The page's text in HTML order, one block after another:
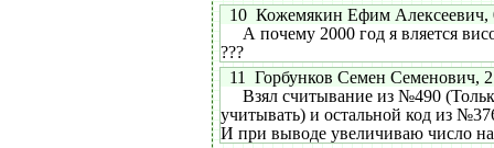
10 Кожемякин Ефим Алексеевич,
А почему 2000 год я вляется
???
11 Горбунков Семен Семенович,
Взял считывание из №490
учитывать) и остальной код из
И при выводе увеличиваю число